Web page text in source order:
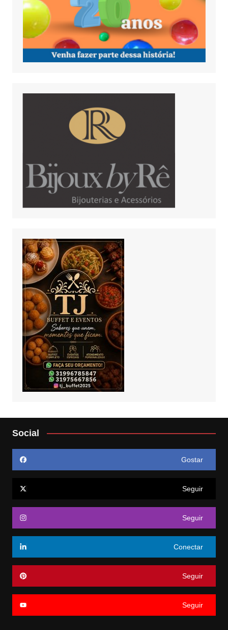
Social
Gostar
Seguir
Seguir
Conectar
Seguir
Seguir